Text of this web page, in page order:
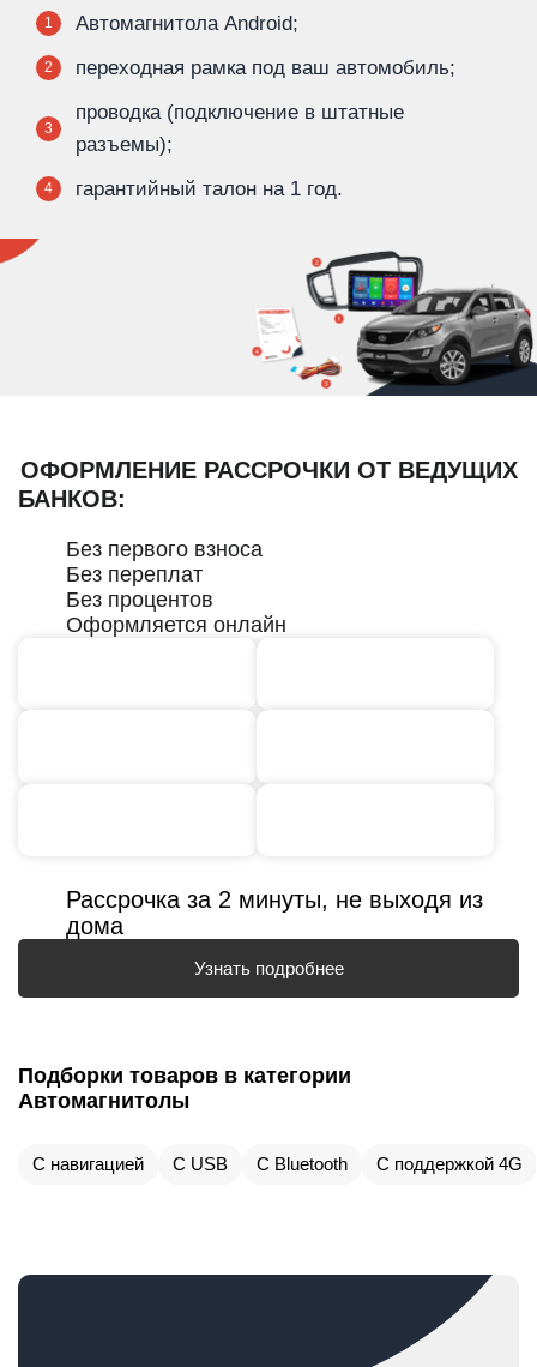
1 Автомагнитола Android;
2 переходная рамка под ваш автомобиль;
3
проводка (подключение в штатные
разъемы);
4 гарантийный талон на 1 год.
ОФОРМЛЕНИЕ РАССРОЧКИ ОТ ВЕДУЩИХ
БАНКОВ:
Без первого взноса
Без переплат
Без процентов
Оформляется онлайн
Рассрочка за 2 минуты, не выходя из
дома
Узнать подробнее
Подборки товаров в категории
Автомагнитолы
С навигацией С USB С Bluetooth С поддержкой 4G